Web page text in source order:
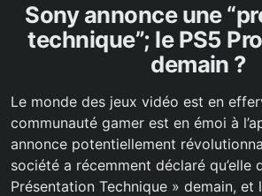
Sony annonce une
technique”; le PS5
demain ?
Le monde des jeux vidéo est en
communauté gamer est en émoi à
annonce potentiellement
société a récemment déclaré qu’elle
Présentation Technique » demain, et